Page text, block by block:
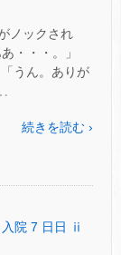
ノックされ
・・・。」
うん。ありが
続きを読む ›
院 7 日日 ⅱ